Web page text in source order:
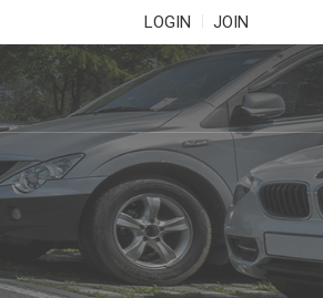
LOGIN JOIN